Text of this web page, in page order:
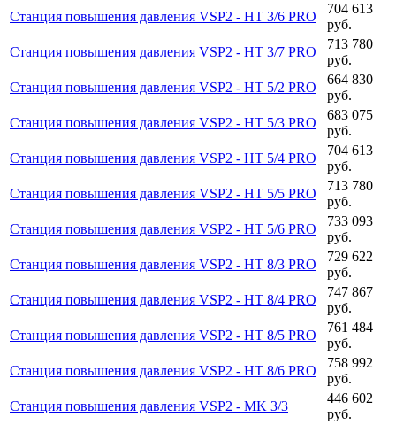
Станция повышения давления VSP2 - HT 3/6 PRO
704 613
руб.
Станция повышения давления VSP2 - HT 3/7 PRO
713 780
руб.
Станция повышения давления VSP2 - HT 5/2 PRO
664 830
руб.
Станция повышения давления VSP2 - HT 5/3 PRO
683 075
руб.
Станция повышения давления VSP2 - HT 5/4 PRO
704 613
руб.
Станция повышения давления VSP2 - HT 5/5 PRO
713 780
руб.
Станция повышения давления VSP2 - HT 5/6 PRO
733 093
руб.
Станция повышения давления VSP2 - HT 8/3 PRO
729 622
руб.
Станция повышения давления VSP2 - HT 8/4 PRO
747 867
руб.
Станция повышения давления VSP2 - HT 8/5 PRO
761 484
руб.
Станция повышения давления VSP2 - HT 8/6 PRO
758 992
руб.
Станция повышения давления VSP2 - MK 3/3
446 602
руб.